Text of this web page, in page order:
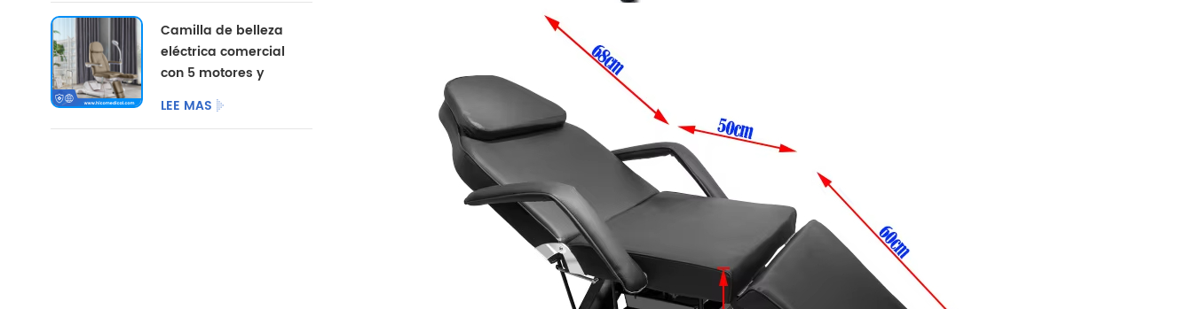
salón, camilla de
belleza eléctrica
para centro de
podología.
Camilla de belleza
eléctrica comercial
con 5 motores y
patas divididas.
LEE MAS